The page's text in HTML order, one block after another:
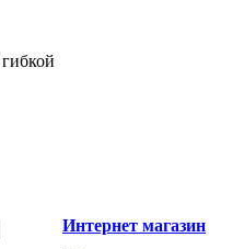
Интернет магазин